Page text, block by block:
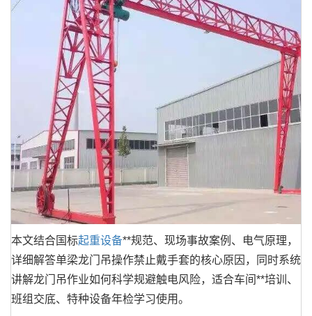
本文结合国标起重设备**规范、现场事故案例、电气原理，
详细解答单梁龙门吊操作禁止戴手套的核心原因，同时系统
讲解龙门吊作业如何科学规避触电风险，适合车间**培训、
班组交底、特种设备年检学习使用。